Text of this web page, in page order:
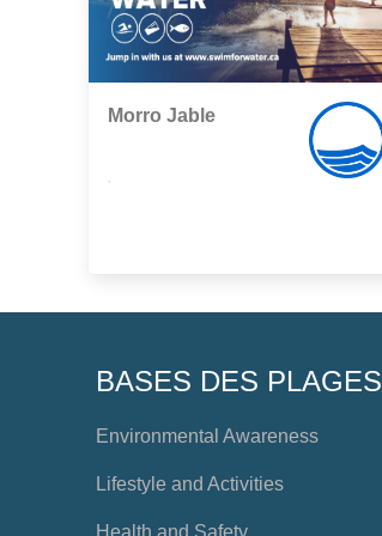
Morro Jable
BASES DES PLAGES
Environmental Awareness
Lifestyle and Activities
Health and Safety